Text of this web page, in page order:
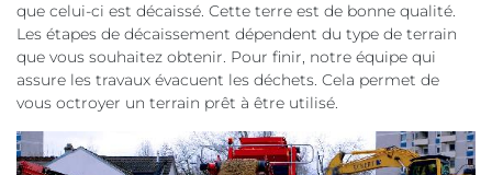
que celui-ci est décaissé. Cette terre est de bonne qualité.
Les étapes de décaissement dépendent du type de terrain
que vous souhaitez obtenir. Pour finir, notre équipe qui
assure les travaux évacuent les déchets. Cela permet de
vous octroyer un terrain prêt à être utilisé.